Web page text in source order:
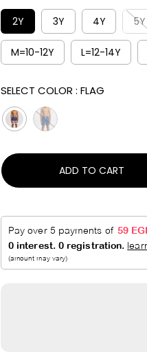
I
C
P
R
D
2Y 3Y 4Y 5Y
M=10-12Y L=12-14Y
SELECT COLOR : FLAG
ADD TO CART